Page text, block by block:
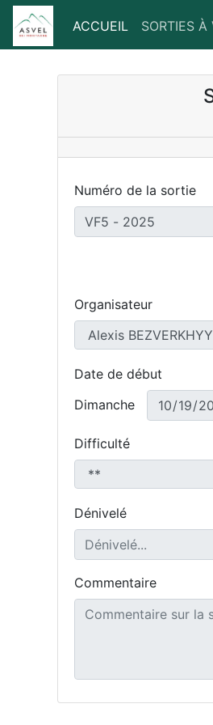
ACCUEIL (CURRENT)
SORTIES À
Numéro de la sortie
Organisateur
Date de début
Dimanche
Difficulté
Dénivelé
Commentaire